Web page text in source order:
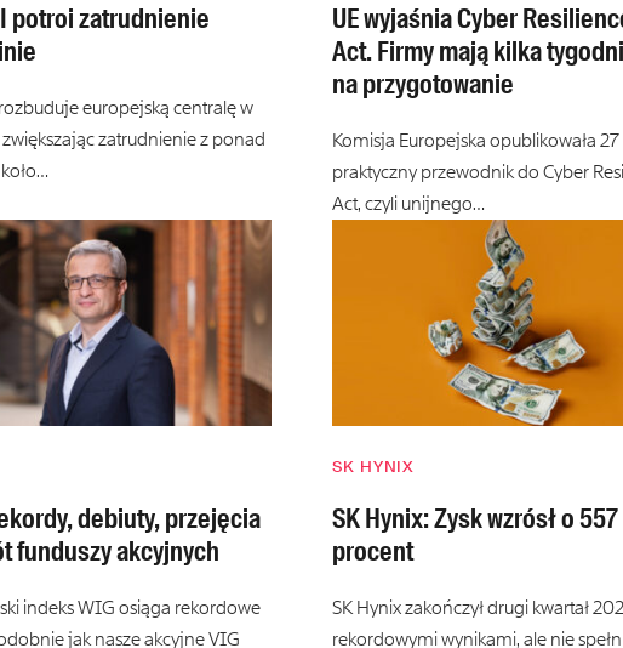
potroi zatrudnienie
europejską centralę w
zatrudnienie z ponad
UE wyjaśnia Cyber
Act. Firmy mają kilka tygodni
na przygotowanie
Komisja Europejska opublikowała 27
praktyczny przewodnik do Cyber
Act, czyli unijnego…
debiuty, przejęcia
funduszy akcyjnych
indeks WIG osiąga rekordowe
jak nasze akcyjne VIG
SK HYNIX
SK Hynix: Zysk wzrósł o 557
procent
SK Hynix zakończył drugi kwartał
rekordowymi wynikami, ale nie